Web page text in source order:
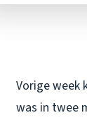
Vorige week
was in twee